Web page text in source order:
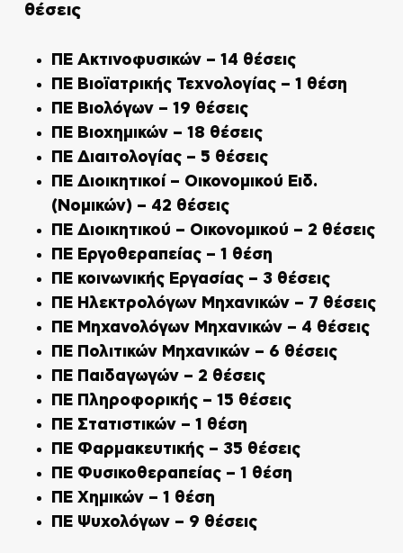
θέσεις
ΠΕ Ακτινοφυσικών – 14 θέσεις
ΠΕ Βιοϊατρικής Τεχνολογίας – 1 θέση
ΠΕ Βιολόγων – 19 θέσεις
ΠΕ Βιοχημικών – 18 θέσεις
ΠΕ Διαιτολογίας – 5 θέσεις
ΠΕ Διοικητικοί – Οικονομικού Ειδ.
(Νομικών) – 42 θέσεις
ΠΕ Διοικητικού – Οικονομικού – 2 θέσεις
ΠΕ Εργοθεραπείας – 1 θέση
ΠΕ κοινωνικής Εργασίας – 3 θέσεις
ΠΕ Ηλεκτρολόγων Μηχανικών – 7 θέσεις
ΠΕ Μηχανολόγων Μηχανικών – 4 θέσεις
ΠΕ Πολιτικών Μηχανικών – 6 θέσεις
ΠΕ Παιδαγωγών – 2 θέσεις
ΠΕ Πληροφορικής – 15 θέσεις
ΠΕ Στατιστικών – 1 θέση
ΠΕ Φαρμακευτικής – 35 θέσεις
ΠΕ Φυσικοθεραπείας – 1 θέση
ΠΕ Χημικών – 1 θέση
ΠΕ Ψυχολόγων – 9 θέσεις